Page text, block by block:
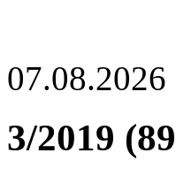
07.08.2026
3/2019